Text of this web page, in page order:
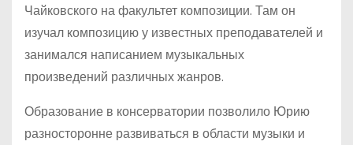
Чайковского на факультет композиции. Там он
изучал композицию у известных преподавателей и
занимался написанием музыкальных
произведений различных жанров.
Образование в консерватории позволило Юрию
разносторонне развиваться в области музыки и